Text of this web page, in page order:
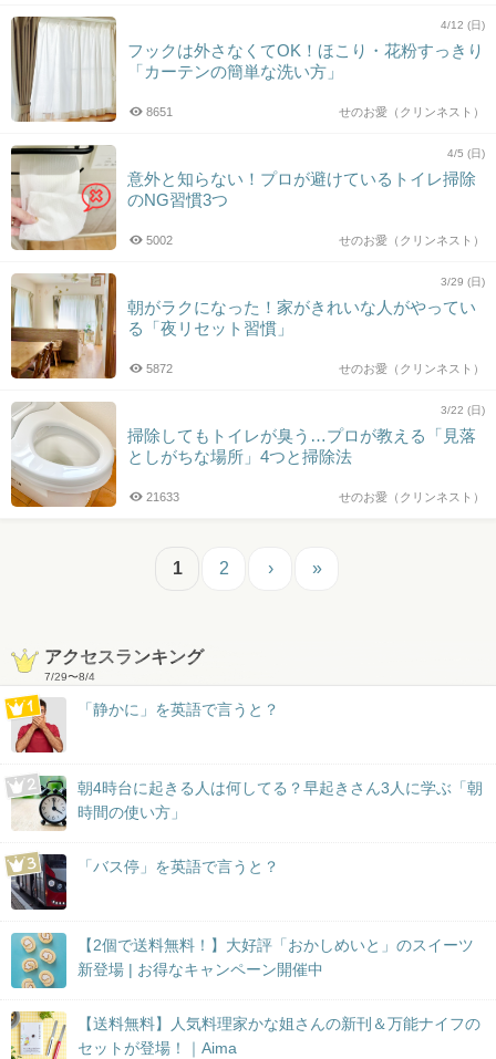
4/12 (日)
フックは外さなくてOK！ほこり・花粉すっきり
「カーテンの簡単な洗い方」
せのお愛（クリンネスト）
8651
4/5 (日)
意外と知らない！プロが避けているトイレ掃除
のNG習慣3つ
せのお愛（クリンネスト）
5002
3/29 (日)
朝がラクになった！家がきれいな人がやってい
る「夜リセット習慣」
せのお愛（クリンネスト）
5872
3/22 (日)
掃除してもトイレが臭う…プロが教える「見落
としがちな場所」4つと掃除法
せのお愛（クリンネスト）
21633
1 2 › »
アクセスランキング
7/29〜8/4
「静かに」を英語で言うと？
朝4時台に起きる人は何してる？早起きさん3人に学ぶ「朝
時間の使い方」
「バス停」を英語で言うと？
【2個で送料無料！】大好評「おかしめいと」のスイーツ
新登場 | お得なキャンペーン開催中
【送料無料】人気料理家かな姐さんの新刊＆万能ナイフの
セットが登場！｜Aima